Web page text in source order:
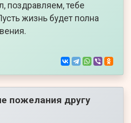
поздравляем, тебе
жизнь будет полна
пожелания другу